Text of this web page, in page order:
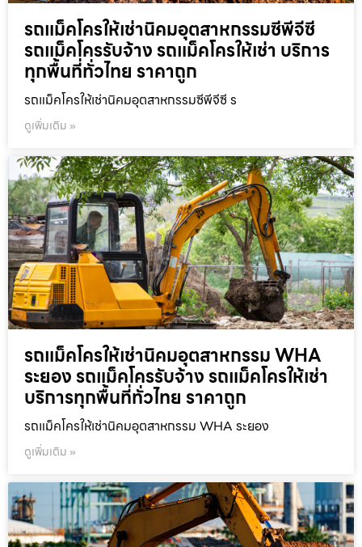
รถแม็คโครให้เช่านิคมอุตสาหกรรมซีพีจีซี
รถแม็คโครรับจ้าง รถแม็คโครให้เช่า บริการ
ทุกพื้นที่ทั่วไทย ราคาถูก
รถแม็คโครให้เช่านิคมอุตสาหกรรมซีพีจีซี ร
ดูเพิ่มเติม »
รถแม็คโครให้เช่านิคมอุตสาหกรรม WHA
ระยอง รถแม็คโครรับจ้าง รถแม็คโครให้เช่า
บริการทุกพื้นที่ทั่วไทย ราคาถูก
รถแม็คโครให้เช่านิคมอุตสาหกรรม WHA ระยอง
ดูเพิ่มเติม »